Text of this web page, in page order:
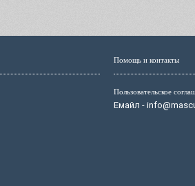
Помощь и контакты
Пользовательское
Емайл -